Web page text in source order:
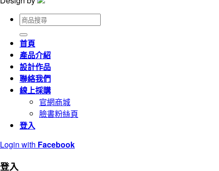
搜
尋
關
鍵
字:
首頁
產品介紹
設計作品
聯絡我們
線上採購
官網商城
臉書粉絲頁
登入
Login with Facebook
登入